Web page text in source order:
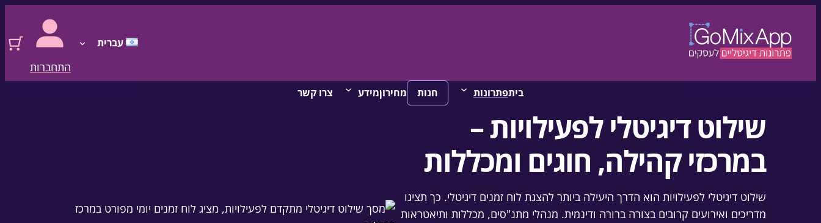
עברית
התחברות
ביתפתרונות חנות מחירוןמידע צרו קשר
שילוט דיגיטלי לפעילויות –
במרכזי קהילה, חוגים ומכללות
שילוט דיגיטלי לפעילויות הוא הדרך היעילה ביותר להצגת לוח זמנים דיגיטלי. כך תציגו
מדריכים ואירועים קרובים בצורה ברורה ודינמית. מנהלי מתנ"סים, מכללות ותיאטראות